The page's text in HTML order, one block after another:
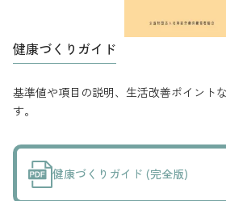
健康づくりガイド
基準値や項目の説明、生活改善ポイント
す。
健康づくりガイド (完全版)